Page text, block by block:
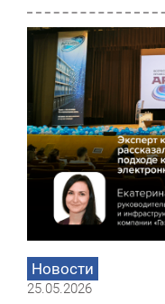
Новости
25.05.2026